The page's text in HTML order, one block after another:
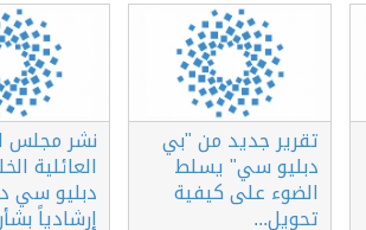
تقرير جديد من "بي
دبليو سي" يسلط
الضوء على كيفية
تحويل...
نشر مجلس
العائلية
دبليو سي
إرشادياً